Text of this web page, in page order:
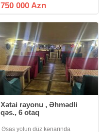
kənarında, 6 sot torpaq sahəsində
tikilmiş restoran satılır. Ümumi
otaq, 2 zal, yay
750 000 Azn
Xətai rayonu , Əhmədli
qəs., 6 otaq
Əsas yolun düz kənarında